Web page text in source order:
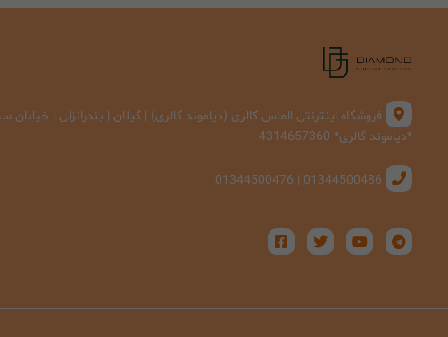
فروشگاه اینترنتی الماس گالری (دیاموند گالری) | گیلان | بندرانزلی |
*دیاموند گالری* 4314657360
01344500486 | 01344500476